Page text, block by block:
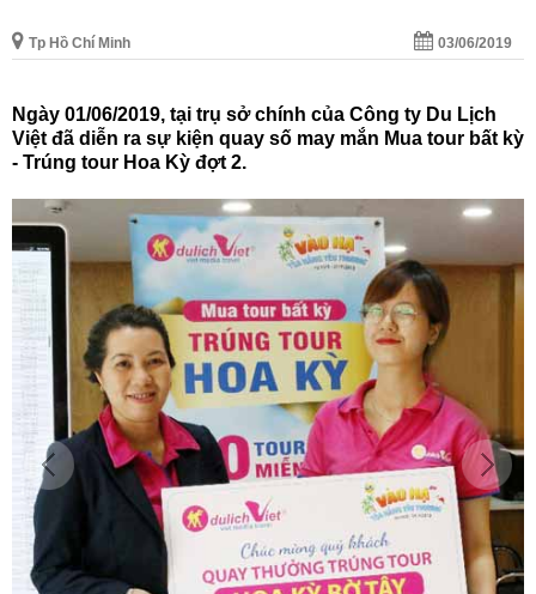
Tp Hồ Chí Minh 03/06/2019
Ngày 01/06/2019, tại trụ sở chính của Công ty Du Lịch
Việt đã diễn ra sự kiện quay số may mắn Mua tour bất kỳ
- Trúng tour Hoa Kỳ đợt 2.